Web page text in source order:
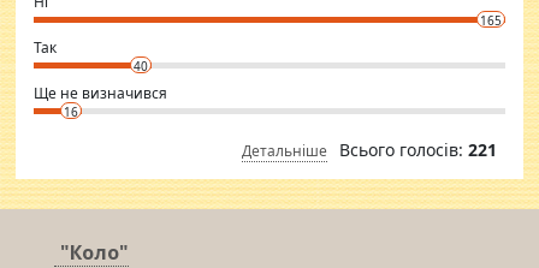
conscious in order to keep yourself fit and regularly go to the health
club.
⇒ sakshimirchandani.com
165
Так
40
Ще не визначився
16
Детальніше Всього голосів: 221
"Коло"